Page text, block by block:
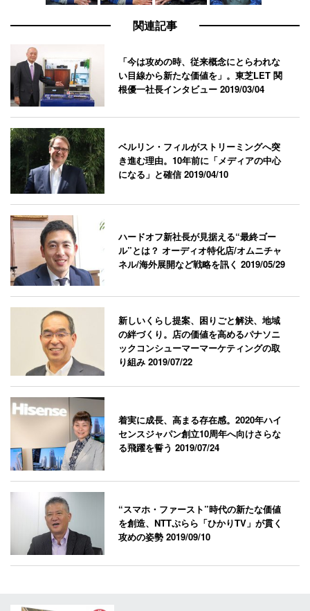
関連記事
「今は攻めの時、従来概念にとらわれな
い目線から新たな価値を」。東芝LET 関
根優一社長インタビュー2019/03/04
ベルリン・フィルがストリーミングへ突
き進む理由。10年前に「メディアの中心
になる」と確信2019/04/10
ハードオフ新社長が見据える“最終ゴー
ル”とは？ オーディオ特化店/オムニチャ
ネル/海外展開など戦略を訊く2019/05/29
新しいくらし提案、困りごと解決、地域
の絆づくり。店の価値を高めるパナソニ
ックコンシューマーマーケティングの取
り組み2019/07/22
着実に成長、高まる存在感。2020年ハイ
センスジャパン創立10周年へ向けさらな
る飛躍を誓う2019/07/24
“スマホ・ファースト”時代の新たな価値
を創造、NTTぷらら「ひかりTV」が貫く
攻めの姿勢2019/09/10